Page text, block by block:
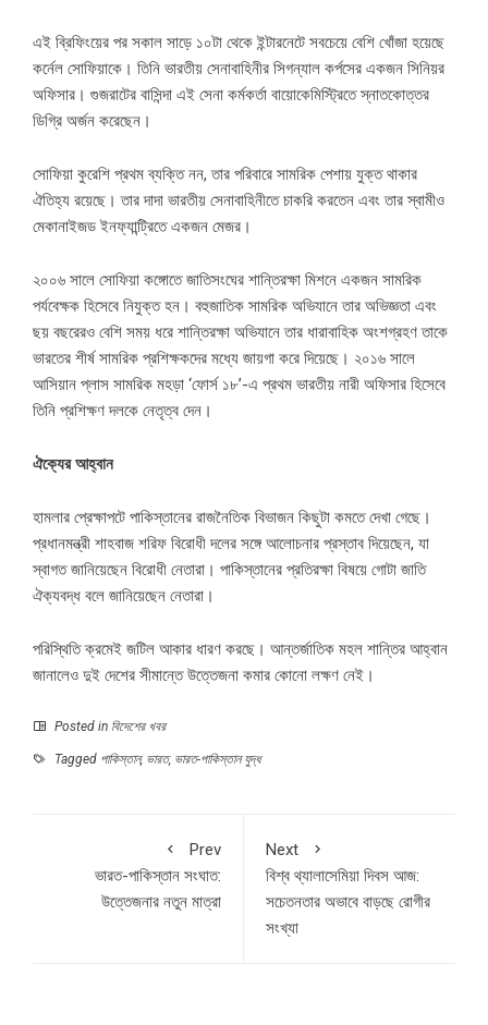
এই ব্রিফিংয়ের পর সকাল সাড়ে ১০টা থেকে ইন্টারনেটে সবচেয়ে বেশি খোঁজা হয়েছে
কর্নেল সোফিয়াকে। তিনি ভারতীয় সেনাবাহিনীর সিগন্যাল কর্পসের একজন সিনিয়র
অফিসার। গুজরাটের বাসিন্দা এই সেনা কর্মকর্তা বায়োকেমিস্ট্রিতে স্নাতকোত্তর
ডিগ্রি অর্জন করেছেন।
সোফিয়া কুরেশি প্রথম ব্যক্তি নন, তার পরিবারে সামরিক পেশায় যুক্ত থাকার
ঐতিহ্য রয়েছে। তার দাদা ভারতীয় সেনাবাহিনীতে চাকরি করতেন এবং তার স্বামীও
মেকানাইজড ইনফ্যান্ট্রিতে একজন মেজর।
২০০৬ সালে সোফিয়া কঙ্গোতে জাতিসংঘের শান্তিরক্ষা মিশনে একজন সামরিক
পর্যবেক্ষক হিসেবে নিযুক্ত হন। বহুজাতিক সামরিক অভিযানে তার অভিজ্ঞতা এবং
ছয় বছরেরও বেশি সময় ধরে শান্তিরক্ষা অভিযানে তার ধারাবাহিক অংশগ্রহণ তাকে
ভারতের শীর্ষ সামরিক প্রশিক্ষকদের মধ্যে জায়গা করে দিয়েছে। ২০১৬ সালে
আসিয়ান প্লাস সামরিক মহড়া ‘ফোর্স ১৮’-এ প্রথম ভারতীয় নারী অফিসার হিসেবে
তিনি প্রশিক্ষণ দলকে নেতৃত্ব দেন।
ঐক্যের আহ্বান
হামলার প্রেক্ষাপটে পাকিস্তানের রাজনৈতিক বিভাজন কিছুটা কমতে দেখা গেছে।
প্রধানমন্ত্রী শাহবাজ শরিফ বিরোধী দলের সঙ্গে আলোচনার প্রস্তাব দিয়েছেন, যা
স্বাগত জানিয়েছেন বিরোধী নেতারা। পাকিস্তানের প্রতিরক্ষা বিষয়ে গোটা জাতি
ঐক্যবদ্ধ বলে জানিয়েছেন নেতারা।
পরিস্থিতি ক্রমেই জটিল আকার ধারণ করছে। আন্তর্জাতিক মহল শান্তির আহ্বান
জানালেও দুই দেশের সীমান্তে উত্তেজনা কমার কোনো লক্ষণ নেই।
Posted in বিদেশের খবর
Tagged পাকিস্তান, ভারত, ভারত-পাকিস্তান যুদ্ধ
Prev
ভারত-পাকিস্তান সংঘাত:
উত্তেজনার নতুন মাত্রা
Next
বিশ্ব থ্যালাসেমিয়া দিবস আজ:
সচেতনতার অভাবে বাড়ছে রোগীর
সংখ্যা